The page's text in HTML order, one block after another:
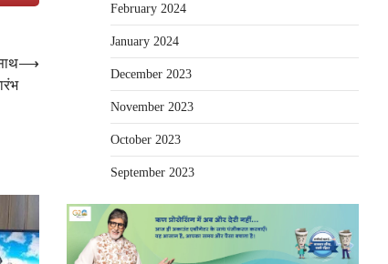
⟶
February 2024
January 2024
December 2023
November 2023
October 2023
September 2023